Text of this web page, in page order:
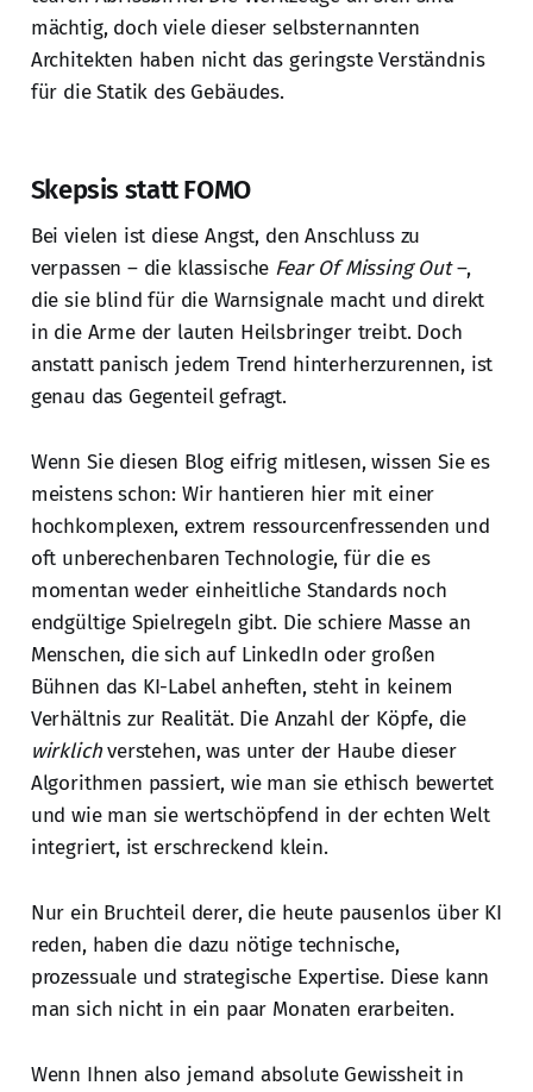
mächtig, doch viele dieser selbsternannten
Architekten haben nicht das geringste Verständnis
für die Statik des Gebäudes.
Skepsis statt FOMO
Bei vielen ist diese Angst, den Anschluss zu
verpassen – die klassische Fear Of Missing Out–,
die sie blind für die Warnsignale macht und direkt
in die Arme der lauten Heilsbringer treibt. Doch
anstatt panisch jedem Trend hinterherzurennen, ist
genau das Gegenteil gefragt.
Wenn Sie diesen Blog eifrig mitlesen, wissen Sie es
meistens schon: Wir hantieren hier mit einer
hochkomplexen, extrem ressourcenfressenden und
oft unberechenbaren Technologie, für die es
momentan weder einheitliche Standards noch
endgültige Spielregeln gibt. Die schiere Masse an
Menschen, die sich auf LinkedIn oder großen
Bühnen das KI-Label anheften, steht in keinem
Verhältnis zur Realität. Die Anzahl der Köpfe, die
wirklichverstehen, was unter der Haube dieser
Algorithmen passiert, wie man sie ethisch bewertet
und wie man sie wertschöpfend in der echten Welt
integriert, ist erschreckend klein.
Nur ein Bruchteil derer, die heute pausenlos über KI
reden, haben die dazu nötige technische,
prozessuale und strategische Expertise. Diese kann
man sich nicht in ein paar Monaten erarbeiten.
Wenn Ihnen also jemand absolute Gewissheit in